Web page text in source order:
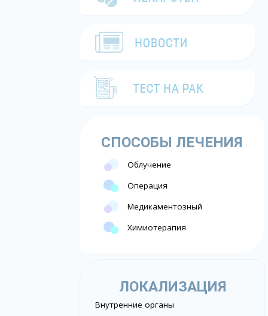
СПОСОБЫ ЛЕЧЕНИЯ
Облучение
Операция
Медикаментозный
Химиотерапия
ЛОКАЛИЗАЦИЯ
Внутренние органы